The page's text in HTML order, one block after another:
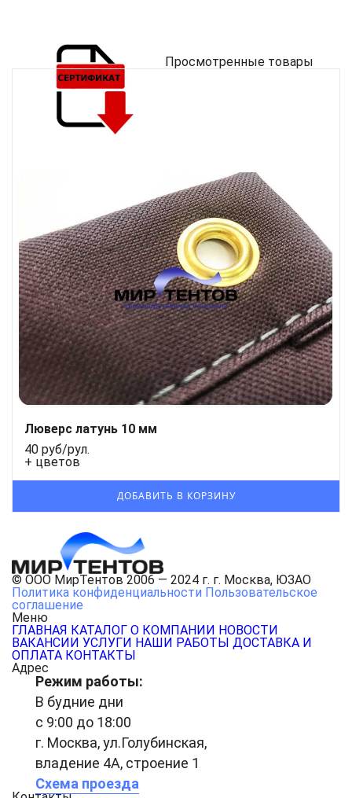
Просмотренные товары
Люверс латунь 10 мм
40 руб/рул.
+ цветов
© ООО МирТентов 2006 — 2024 г. г. Москва, ЮЗАО
Политика конфиденциальности Пользовательское
соглашение
Меню
ГЛАВНАЯ КАТАЛОГ О КОМПАНИИ НОВОСТИ
ВАКАНСИИ УСЛУГИ НАШИ РАБОТЫ ДОСТАВКА И
ОПЛАТА КОНТАКТЫ
Адрес
Режим работы:
В будние дни
с 9:00 до 18:00
г. Москва, ул.Голубинская,
владение 4А, строение 1
Схема проезда